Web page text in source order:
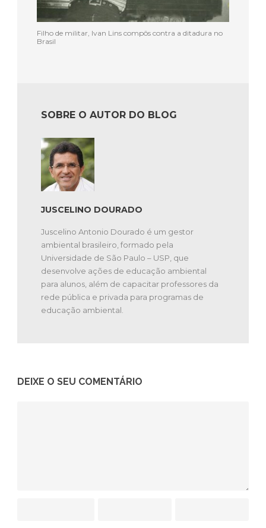
Filho de militar, Ivan Lins compôs contra a ditadura no
Brasil
SOBRE O AUTOR DO BLOG
JUSCELINO DOURADO
Juscelino Antonio Dourado é um gestor
ambiental brasileiro, formado pela
Universidade de São Paulo – USP, que
desenvolve ações de educação ambiental
para alunos, além de capacitar professores da
rede pública e privada para programas de
educação ambiental.
DEIXE O SEU COMENTÁRIO